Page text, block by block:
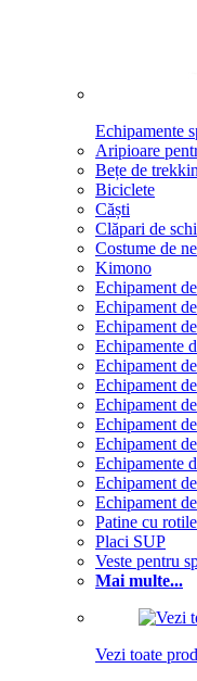
Echipamente
Aripioare
Bețe de
Biciclete
Căști
Clăpari de
Costume de
Kimono
Echipament
Echipament
Echipament
Echipamente
Echipament
Echipament
Echipament
Echipament
Echipament
Echipamente
Echipament
Echipament
Patine cu
Placi SUP
Veste pentru
Mai multe...
Vezi toate